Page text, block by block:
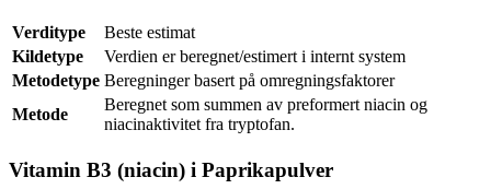
Verditype
Beste estimat
Kildetype
Verdien er beregnet/estimert i internt system
Metodetype Beregninger basert på omregningsfaktorer
Metode
Beregnet som summen av preformert niacin og
niacinaktivitet fra tryptofan.
Vitamin B3 (niacin) i Paprikapulver